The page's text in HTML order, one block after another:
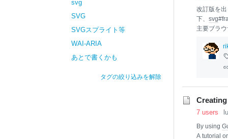
svg
SVG
SVGスプライト等
WAI-ARIA
あとで書くかも
タグの絞り込みを解除
改訂版を
下、 svg
主要ブラ
る。 これ
れなかっ
を繰り返
い
7 users
By using
A tutorial